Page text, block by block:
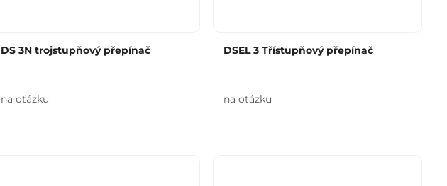
DS 3N trojstupňový přepínač
na otázku
DSEL 3 Třístupňový přepínač
na otázku